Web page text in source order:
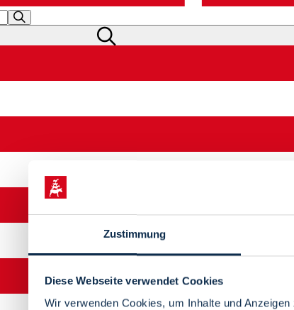
Zustimmung
Diese Webseite verwendet Cookies
Wir verwenden Cookies, um Inhalte und